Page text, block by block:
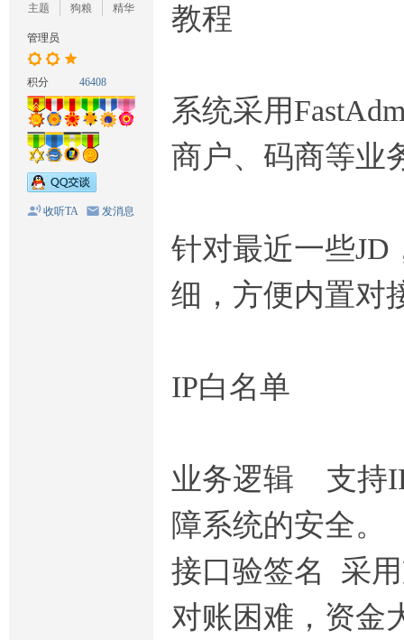
主题
狗粮
精华
管理员
积分 46408
收听TA 发消息
教程
系统采用
商户、码商等业
针对最近一些
细，方便内置对
IP白名单
业务逻辑 支持
障系统的安全。
接口验签名 采
对账困难，资金